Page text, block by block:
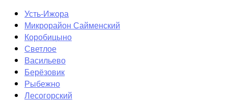
Усть-Ижора
Микрорайон Сайменский
Коробицыно
Светлое
Васильево
Берёзовик
Рыбежно
Лесогорский